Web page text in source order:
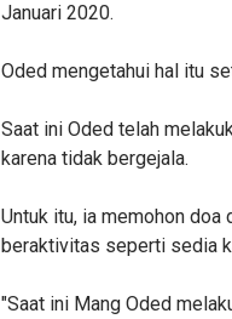
Januari 2020.
Oded mengetahui hal itu
Saat ini Oded telah
karena tidak bergejala.
Untuk itu, ia memohon
beraktivitas seperti sedia
"Saat ini Mang Oded